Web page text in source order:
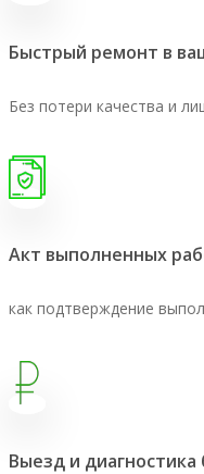
Быстрый ремонт в
Без потери качества и
Акт выполненных
как подтверждение
Выезд и диагностика